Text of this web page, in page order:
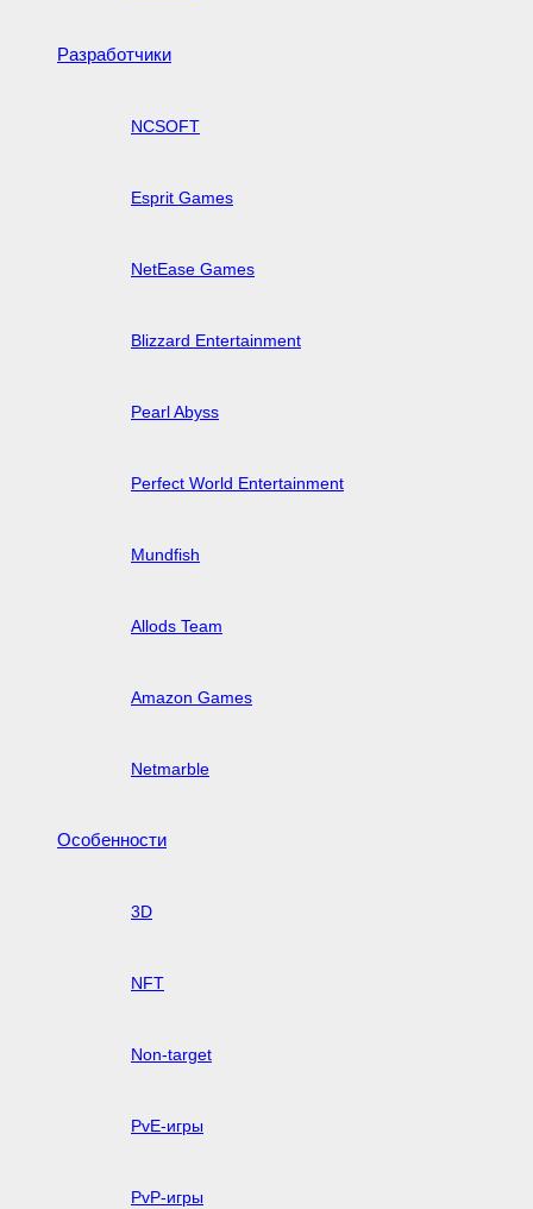
Разработчики
NCSOFT
Esprit Games
NetEase Games
Blizzard Entertainment
Pearl Abyss
Perfect World Entertainment
Mundfish
Allods Team
Amazon Games
Netmarble
Особенности
3D
NFT
Non-target
PvE-игры
PvP-игры